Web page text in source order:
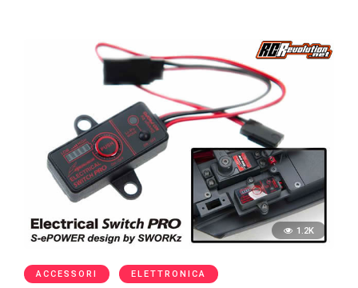
1.2K
ACCESSORI ELETTRONICA